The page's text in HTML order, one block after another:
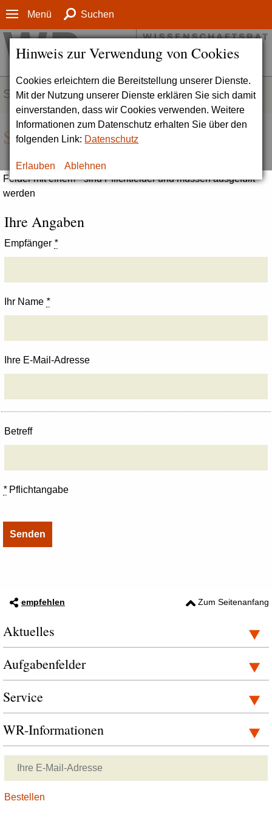
Hinweis zur Verwendung von Cookies
Cookies erleichtern die Bereitstellung unserer Dienste.
Mit der Nutzung unserer Dienste erklären Sie sich damit
einverstanden, dass wir Cookies verwenden. Weitere
Informationen zum Datenschutz erhalten Sie über den
folgenden Link: Datenschutz
Erlauben Ablehnen
Menü Suchen
SERVICE
Seite empfehlen
Felder mit einem * sind Pflichtfelder und müssen ausgefüllt
werden
Ihre Angaben
Empfänger *
Ihr Name *
Ihre E-Mail-Adresse
Betreff
*Pflichtangabe
empfehlen Zum Seitenanfang
Aktuelles
Aufgabenfelder
Service
WR-Informationen